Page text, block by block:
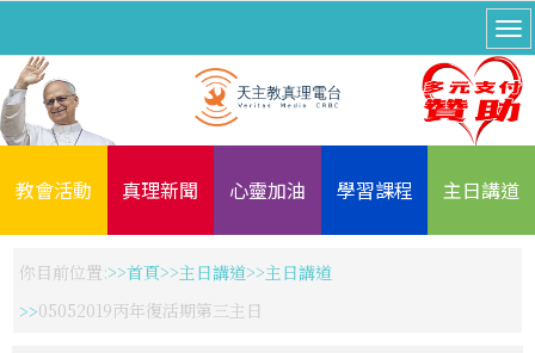
教會活動 真理新聞 心靈加油 學習課程 主日講道
你目前位置: 首頁 主日講道
主日講道
05052019丙年復活期第三主日